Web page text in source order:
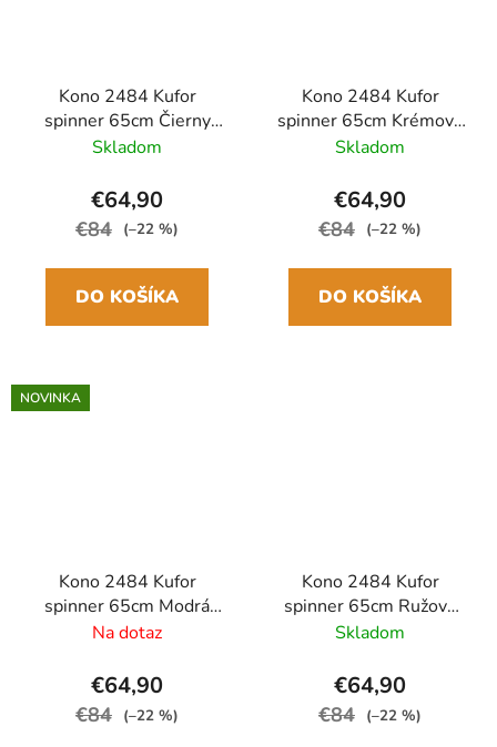
Kono 2484 Kufor
spinner 65cm Čierny
ABS/Polykarbonát
Skladom
€64,90
€84 (–22 %)
DO KOŠÍKA
Kono 2484 Kufor
spinner 65cm Krémový
ABS/Polykarbonát
Skladom
€64,90
€84 (–22 %)
DO KOŠÍKA
NOVINKA
Kono 2484 Kufor
spinner 65cm Modrá
Navy ABS/Polykarbonát
Na dotaz
€64,90
€84 (–22 %)
Kono 2484 Kufor
spinner 65cm Ružový
ABS/Polykarbonát
Skladom
€64,90
€84 (–22 %)